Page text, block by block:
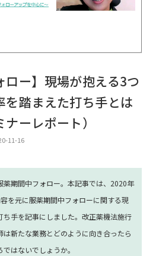
ロー】現場が抱える3つ
を踏まえた打ち手とは
ナーレポート）
11-16
薬期間中フォロー。本記事では、2020年
を元に服薬期間中フォローに関する現
手を記事にしました。改正薬機法施行
新たな業務とどのように向き合ったら
はないでしょうか。